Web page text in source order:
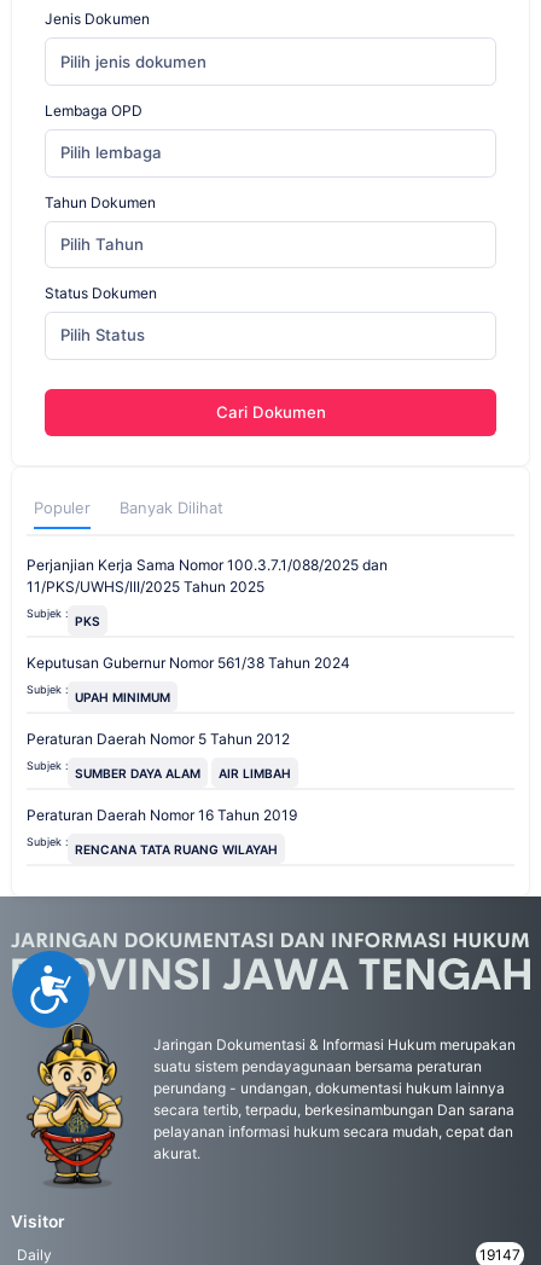
Accessibility
Jenis Dokumen
Pilih jenis dokumen
Lembaga OPD
Pilih lembaga
Tahun Dokumen
Pilih Tahun
Status Dokumen
Pilih Status
Cari Dokumen
Populer Banyak Dilihat
Perjanjian Kerja Sama Nomor 100.3.7.1/088/2025 dan
11/PKS/UWHS/III/2025 Tahun 2025
Subjek : PKS
Keputusan Gubernur Nomor 561/38 Tahun 2024
Subjek : UPAH MINIMUM
Peraturan Daerah Nomor 5 Tahun 2012
Subjek : SUMBER DAYA ALAM AIR LIMBAH
Peraturan Daerah Nomor 16 Tahun 2019
Subjek : RENCANA TATA RUANG WILAYAH
Jaringan Dokumentasi & Informasi Hukum merupakan
suatu sistem pendayagunaan bersama peraturan
perundang - undangan, dokumentasi hukum lainnya
secara tertib, terpadu, berkesinambungan Dan sarana
pelayanan informasi hukum secara mudah, cepat dan
akurat.
Visitor
Daily
19147